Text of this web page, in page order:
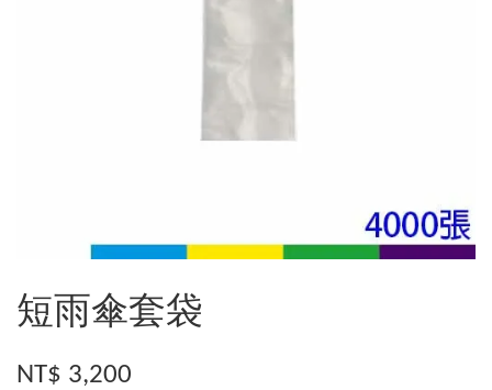
短雨傘套袋
NT$ 3,200